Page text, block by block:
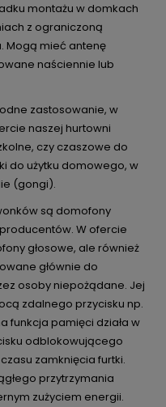
montażu w domkach
z ograniczoną
Mogą mieć antenę
naściennie lub
zastosowanie, w
naszej hurtowni
czy czaszowe do
do użytku domowego, w
(gongi).
są domofony
W ofercie
głosowe, ale również
głównie do
osoby niepożądane. Jej
zdalnego przycisku np.
funkcja pamięci działa w
odblokowującego
zamknięcia furtki.
przytrzymania
zużyciem energii.